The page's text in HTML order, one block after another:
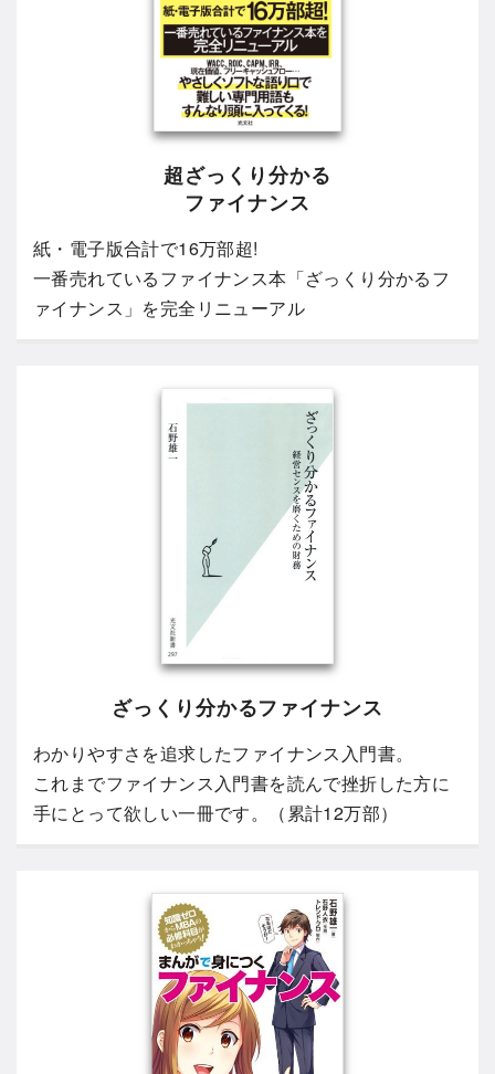
超ざっくり分かる
ファイナンス
紙・電子版合計で16万部超!
一番売れているファイナンス本「ざっくり分かるフ
ァイナンス」を完全リニューアル
ざっくり分かるファイナンス
わかりやすさを追求したファイナンス入門書。
これまでファイナンス入門書を読んで挫折した方に
手にとって欲しい一冊です。（累計12万部）